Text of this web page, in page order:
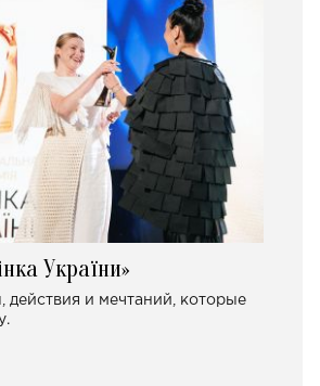
України»
действия и мечтаний, которые